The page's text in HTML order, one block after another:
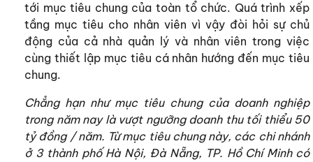
tới mục tiêu chung của toàn tổ chức. Quá trình xếp
tầng mục tiêu cho nhân viên vì vậy đòi hỏi sự chủ
động của cả nhà quản lý và nhân viên trong việc
cùng thiết lập mục tiêu cá nhân hướng đến mục tiêu
chung.
Chẳng hạn như mục tiêu chung của doanh nghiệp
trong năm nay là vượt ngưỡng doanh thu tối thiểu 50
tỷ đồng / năm. Từ mục tiêu chung này, các chi nhánh
ở 3 thành phố Hà Nội, Đà Nẵng, TP. Hồ Chí Minh có